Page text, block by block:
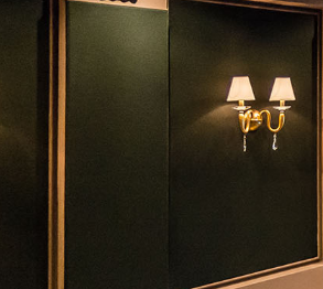
MOZISZOBA
DREAMCINEMA